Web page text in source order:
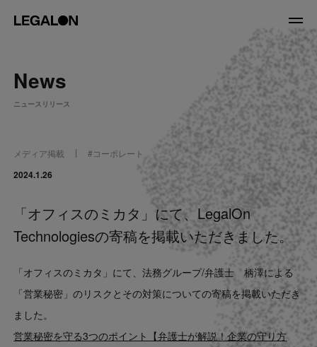
About
役員紹介
Service
News
LegalOn Now
Contact
News
ニュースリリース
メディア掲載 #コーポレート
2024.1.26
「オフィスのミカタ」にて、LegalOn
Technologiesの寄稿を掲載いただきました。
「オフィスのミカタ」にて、法務グループ/弁護士 柄澤による
「営業秘密」のリスクとその対策についての寄稿を掲載いただき
ました。
営業秘密を守る3つのポイント【弁護士が解説！企業の守り方